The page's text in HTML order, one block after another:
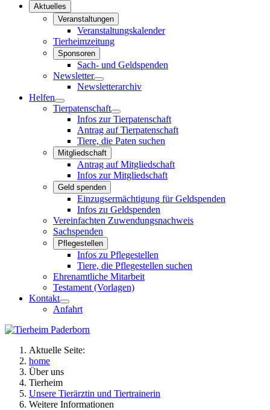
Aktuelles
Veranstaltungen
Veranstaltungskalender
Tierheimzeitung
Sponsoren
Sach- und Geldspenden
Newsletter
Newsletterarchiv
Helfen
Tierpatenschaft
Infos zur Tierpatenschaft
Antrag auf Tierpatenschaft
Tiere, die Paten suchen
Mitgliedschaft
Antrag auf Mitgliedschaft
Infos zur Mitgliedschaft
Geld spenden
Einzugsermächtigung für Geldspenden
Infos zu Geldspenden
Vereinfachten Zuwendungsnachweis
Sachspenden
Pflegestellen
Infos zu Pflegestellen
Tiere, die Pflegestellen suchen
Ehrenamtliche Mitarbeit
Testament (Vorlagen)
Kontakt
Anfahrt
Aktuelle Seite:
home
Über uns
Tierheim
Unsere Tierärztin und Tiertrainerin
Weitere Informationen